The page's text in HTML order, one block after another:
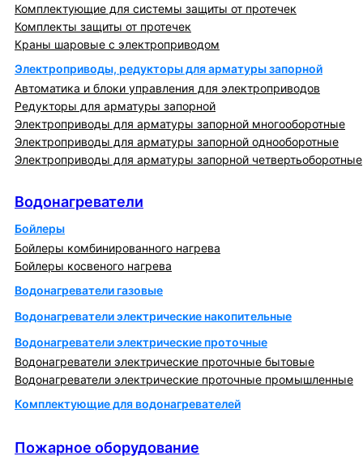
Комплектующие для системы защиты от протечек
Комплекты защиты от протечек
Краны шаровые с электроприводом
Электроприводы, редукторы для арматуры запорной
Автоматика и блоки управления для электроприводов
Редукторы для арматуры запорной
Электроприводы для арматуры запорной многооборотные
Электроприводы для арматуры запорной однооборотные
Электроприводы для арматуры запорной четвертьоборотные
Водонагреватели
Бойлеры
Бойлеры комбинированного нагрева
Бойлеры косвеного нагрева
Водонагреватели газовые
Водонагреватели электрические накопительные
Водонагреватели электрические проточные
Водонагреватели электрические проточные бытовые
Водонагреватели электрические проточные промышленные
Комплектующие для водонагревателей
Пожарное оборудование